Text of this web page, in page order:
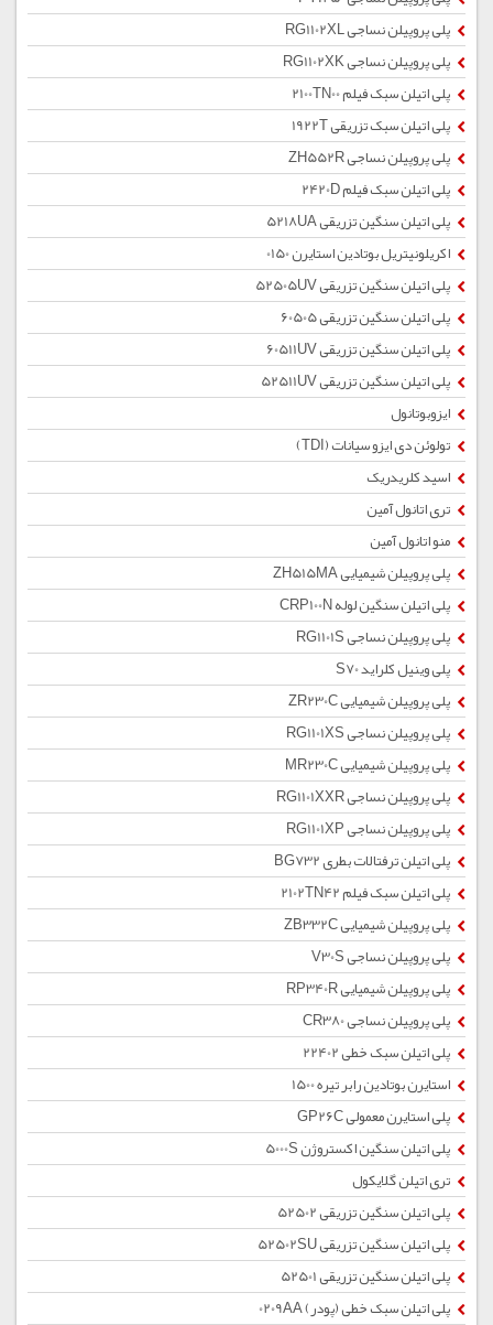
پلی پروپیلن نساجی RG1102XL
پلی پروپیلن نساجی RG1102XK
پلی اتیلن سبک فیلم 2100TN00
پلی اتیلن سبک تزریقی 1922T
پلی پروپیلن نساجی ZH552R
پلی اتیلن سبک فیلم 2420D
پلی اتیلن سنگین تزریقی 5218UA
اکریلونیتریل بوتادین استایرن 0150
پلی اتیلن سنگین تزریقی 52505UV
پلی اتیلن سنگین تزریقی 60505
پلی اتیلن سنگین تزریقی 60511UV
پلی اتیلن سنگین تزریقی 52511UV
ایزوبوتانول
تولوئن دی ایزو سیانات (TDI)
اسید کلریدریک
تری اتانول آمین
منو اتانول آمین
پلی پروپیلن شیمیایی ZH515MA
پلی اتیلن سنگین لوله CRP100N
پلی پروپیلن نساجی RG1101S
پلی وینیل کلراید S70
پلی پروپیلن شیمیایی ZR230C
پلی پروپیلن نساجی RG1101XS
پلی پروپیلن شیمیایی MR230C
پلی پروپیلن نساجی RG1101XXR
پلی پروپیلن نساجی RG1101XP
پلی اتیلن ترفتالات بطری BG732
پلی اتیلن سبک فیلم 2102TN42
پلی پروپیلن شیمیایی ZB332C
پلی پروپیلن نساجی V30S
پلی پروپیلن شیمیایی RP340R
پلی پروپیلن نساجی CR380
پلی اتیلن سبک خطی 22402
استایرن بوتادین رابر تیره 1500
پلی استایرن معمولی GP26C
پلی اتیلن سنگین اکستروژن 5000S
تری اتیلن گلایکول
پلی اتیلن سنگین تزریقی 52502
پلی اتیلن سنگین تزریقی 52502SU
پلی اتیلن سنگین تزریقی 52501
پلی اتیلن سبک خطی (پودر) 0209AA